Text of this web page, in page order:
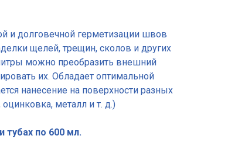
и долговечной герметизации швов
щелей, трещин, сколов и других
можно преобразить внешний
их. Обладает оптимальной
нанесение на поверхности разных
металл и т. д.)
тубах по 600 мл.